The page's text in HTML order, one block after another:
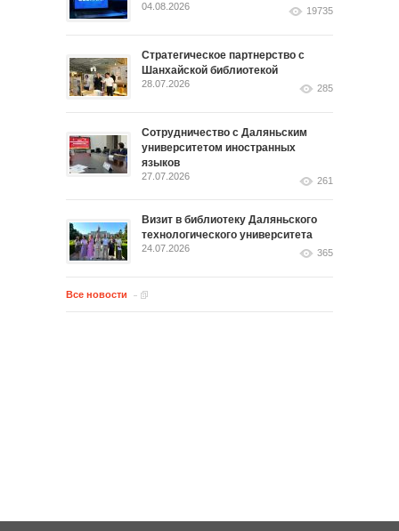
04.08.2026 19735
Стратегическое партнерство с
Шанхайской библиотекой
28.07.2026 285
Сотрудничество с Даляньским
университетом иностранных
языков
27.07.2026 261
Визит в библиотеку Даляньского
технологического университета
24.07.2026 365
Все новости